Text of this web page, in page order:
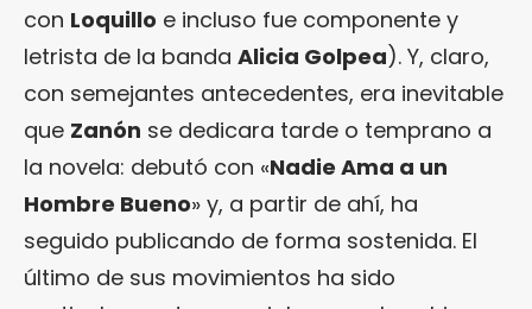
con Loquillo e incluso fue componente y
letrista de la banda Alicia Golpea). Y, claro,
con semejantes antecedentes, era inevitable
que Zanón se dedicara tarde o temprano a
la novela: debutó con «Nadie Ama a un
Hombre Bueno» y, a partir de ahí, ha
seguido publicando de forma sostenida. El
último de sus movimientos ha sido